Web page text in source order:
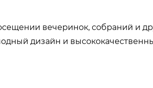
вечеринок, собраний и
дизайн и